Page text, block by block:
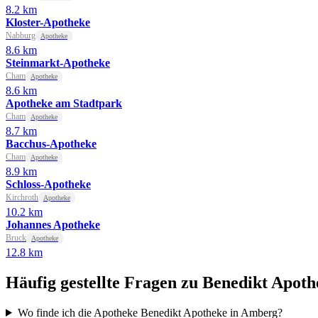
8.2 km
Kloster-Apotheke
Nabburg Apotheke
8.6 km
Steinmarkt-Apotheke
Cham Apotheke
8.6 km
Apotheke am Stadtpark
Cham Apotheke
8.7 km
Bacchus-Apotheke
Cham Apotheke
8.9 km
Schloss-Apotheke
Kirchroth Apotheke
10.2 km
Johannes Apotheke
Bruck Apotheke
12.8 km
Häufig gestellte Fragen zu Benedikt
Wo finde ich die Apotheke Benedikt Apotheke in Amberg?